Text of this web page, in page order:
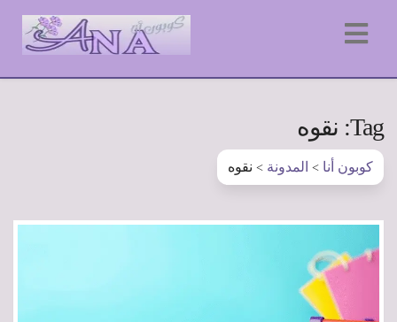
Tag: نقوه
كوبون أنا > المدونة > نقوه